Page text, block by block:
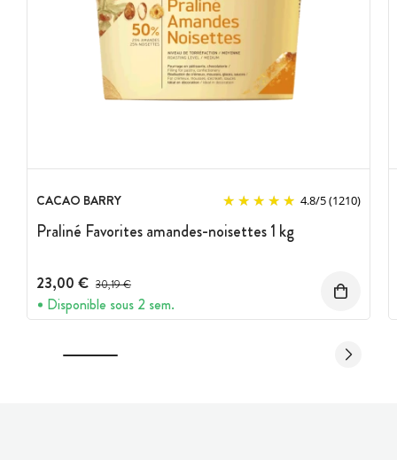
CACAO BARRY 4.8/5(1210)
Praliné Favorites amandes-noisettes 1 kg
23,00 € Prix avant réduction :
30,19 €
Disponible sous 2 sem.